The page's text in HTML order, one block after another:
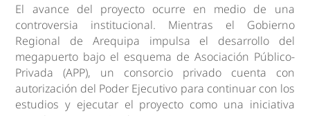
El avance del proyecto ocurre en medio de una
controversia institucional. Mientras el Gobierno
Regional de Arequipa impulsa el desarrollo del
megapuerto bajo el esquema de Asociación Público-
Privada (APP), un consorcio privado cuenta con
autorización del Poder Ejecutivo para continuar con los
estudios y ejecutar el proyecto como una iniciativa